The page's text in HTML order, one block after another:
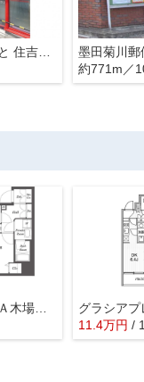
まいばすけっと 住吉駅西店
墨田菊川郵
約771m／
ＧＥＮＯＶＩＡ木場ｓｋｙｇａｒｄｅｎ
11.4万円 /